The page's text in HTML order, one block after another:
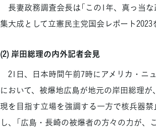
長妻政務調査会長は「この1年、真っ当
集大成として立憲民主党国会レポート2023
(2) 岸田総理の内外記者会見
21日、日本時間午前7時にアメリカ・ニ
において、被爆地広島が地元の岸田総理
現を目指す立場を強調する一方で核兵器
し、「広島・長崎の被爆者の方々の力が、